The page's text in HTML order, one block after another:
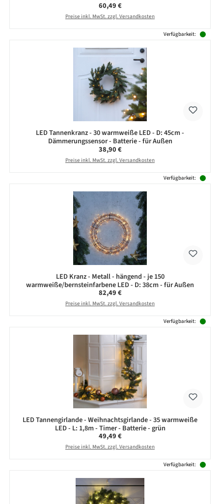
Regulärer Preis:
60,49 €
Preise inkl. MwSt. zzgl. Versandkosten
Verfügbarkeit:
LED Tannenkranz - 30 warmweiße LED - D: 45cm -
Dämmerungssensor - Batterie - für Außen
Regulärer Preis:
38,90 €
Preise inkl. MwSt. zzgl. Versandkosten
Verfügbarkeit:
LED Kranz - Metall - hängend - je 150
warmweiße/bernsteinfarbene LED - D: 38cm - für Außen
Regulärer Preis:
82,49 €
Preise inkl. MwSt. zzgl. Versandkosten
Verfügbarkeit:
LED Tannengirlande - Weihnachtsgirlande - 35 warmweiße
LED - L: 1,8m - Timer - Batterie - grün
Regulärer Preis:
49,49 €
Preise inkl. MwSt. zzgl. Versandkosten
Verfügbarkeit: